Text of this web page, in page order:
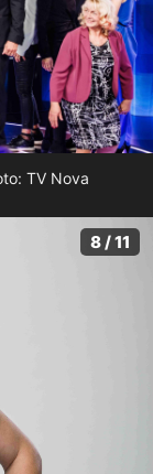
TV Nova
8 / 11